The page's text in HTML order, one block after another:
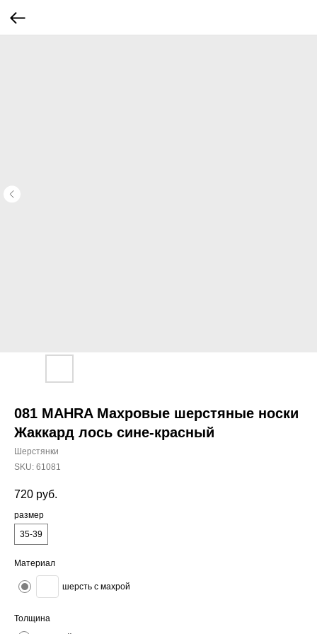
081 MAHRA Махровые шерстяные носки
Жаккард лось сине-красный
Шерстянки
SKU: 61081
720 руб.
размер
35-39
Материал
шерсть с махрой
Толщина